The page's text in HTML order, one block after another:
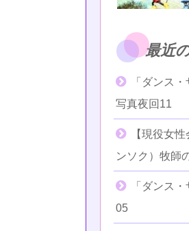
最近
「ダンス
写真夜回11
【現役女
ンソク）牧師
「ダンス
05